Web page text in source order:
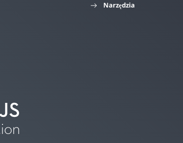
Narzędzia